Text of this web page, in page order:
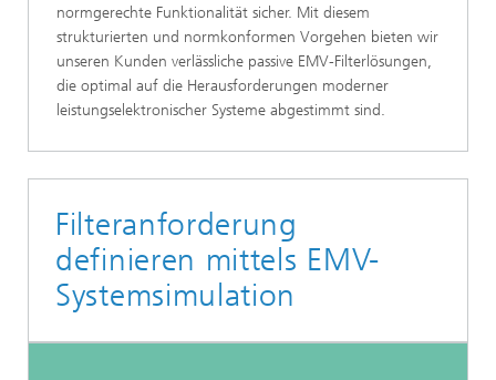
normgerechte Funktionalität sicher. Mit diesem
strukturierten und normkonformen Vorgehen bieten wir
unseren Kunden verlässliche passive EMV-Filterlösungen,
die optimal auf die Herausforderungen moderner
leistungselektronischer Systeme abgestimmt sind.
Filteranforderung
definieren mittels EMV-
Systemsimulation